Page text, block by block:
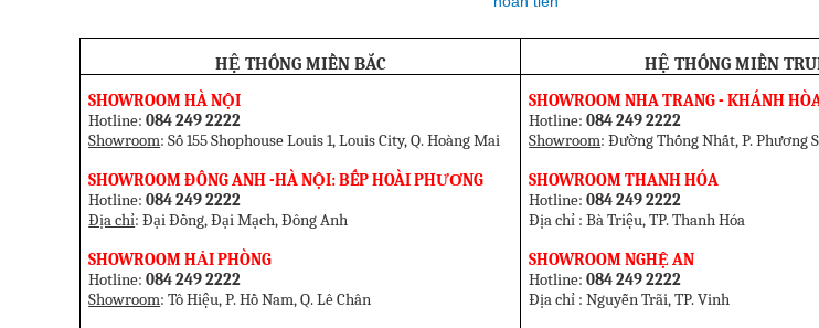
HỆ THỐNG MIỀN BẮC HỆ THỐNG MIỀN
SHOWROOM HÀ NỘI
Hotline:084 249 2222
Showroom: Số 155 Shophouse Louis 1, Louis City, Q. Hoàng Mai
SHOWROOM ĐÔNG ANH -HÀ NỘI: BẾP HOÀI PHƯƠNG
Hotline:084 249 2222
Địa chỉ: Đại Đồng, Đại Mạch, Đông Anh
SHOWROOM HẢI PHÒNG
Hotline:084 249 2222
Showroom: Tô Hiệu, P. Hồ Nam, Q. Lê Chân
SHOWROOM NHA TRANG - KHÁNH
Hotline:084 249 2222
Showroom: Đường Thống Nhất, P. Phương
SHOWROOM THANH HÓA
Hotline:084 249 2222
Địa chỉ : Bà Triệu, TP. Thanh Hóa
SHOWROOM NGHỆ AN
Hotline:084 249 2222
Địa chỉ : Nguyễn Trãi, TP. Vinh